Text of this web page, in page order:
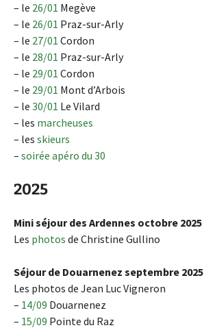
– le 26/01 Megève
– le 26/01 Praz-sur-Arly
– le 27/01 Cordon
– le 28/01 Praz-sur-Arly
– le 29/01 Cordon
– le 29/01 Mont d’Arbois
– le 30/01 Le Vilard
– les marcheuses
– les skieurs
– soirée apéro du 30
2025
Mini séjour des Ardennes octobre 2025
Les photos de Christine Gullino
Séjour de Douarnenez septembre 2025
Les photos de Jean Luc Vigneron
– 14/09 Douarnenez
– 15/09 Pointe du Raz